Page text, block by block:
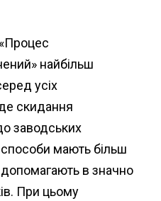
найбільш
усіх
скидання
заводських
способи мають більш
допомагають в значно
При цьому